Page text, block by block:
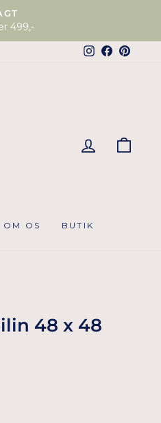
499,-
Instagram
OM OS BUTIK
48 x 48